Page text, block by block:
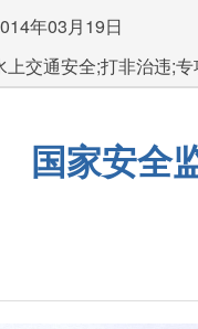
年03月19日
上交通安全;打非治违;
家安全